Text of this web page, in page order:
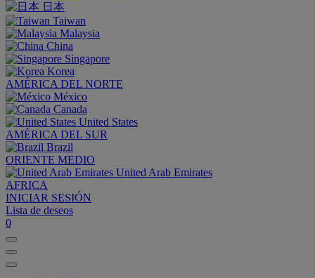
日本
Taiwan
Malaysia
China
Singapore
Korea
AMÉRICA DEL NORTE
México
Canada
United States
AMÉRICA DEL SUR
Brazil
ORIENTE MEDIO
United Arab Emirates
AFRICA
INICIAR SESIÓN
Lista de deseos
0